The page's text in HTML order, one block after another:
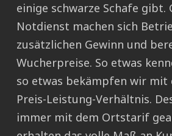
einige schwarze Schafe gibt.
Notdienst machen sich
zusätzlichen Gewinn und
Wucherpreise. So etwas
so etwas bekämpfen wir mit
Preis-Leistung-Verhältnis.
immer mit dem Ortstarif